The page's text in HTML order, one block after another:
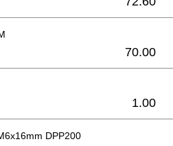
70.00
1.00
DPP200